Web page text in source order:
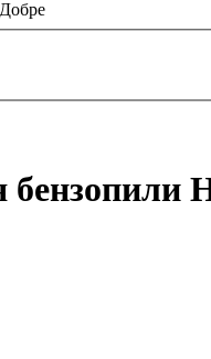
Добре